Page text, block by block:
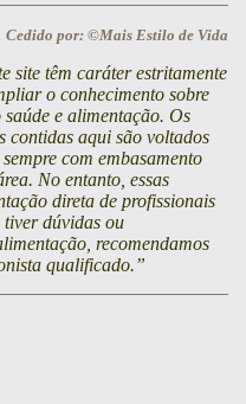
Cedido por: ©Mais Estilo de Vida
site têm caráter estritamente
o conhecimento sobre
e alimentação. Os
contidas aqui são voltados
com embasamento
No entanto, essas
direta de profissionais
tiver dúvidas ou
recomendamos
qualificado.”